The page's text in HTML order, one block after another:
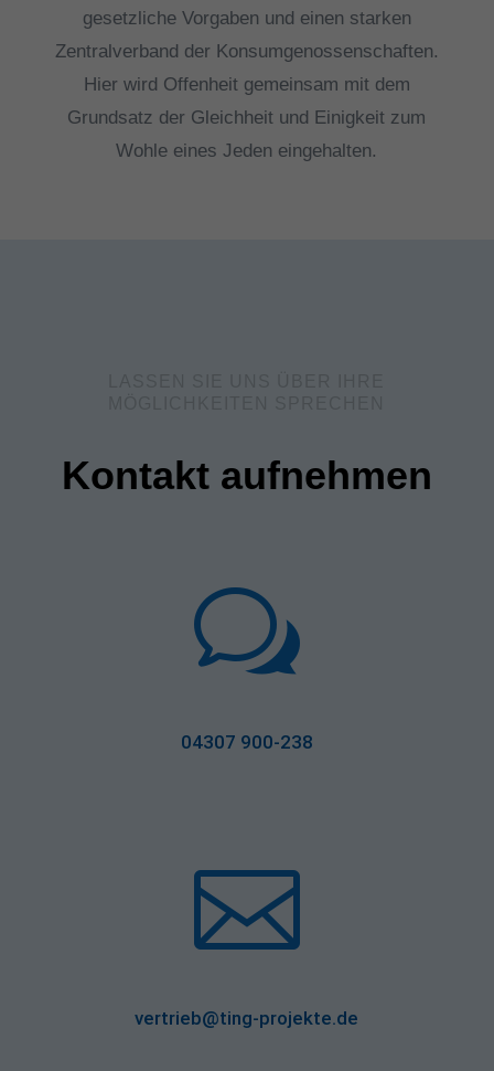
gesetzliche Vorgaben und einen starken
Zentralverband der Konsumgenossenschaften.
Hier wird Offenheit gemeinsam mit dem
Grundsatz der Gleichheit und Einigkeit zum
Wohle eines Jeden eingehalten.
Kontakt aufnehmen
w
04307 900-238

vertrieb@ting-projekte.de